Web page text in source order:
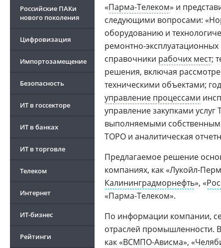
Российские ПАКи
нового поколения
Цифровизация
Импортозамещение
Безопасность
ИТ в госсекторе
ИТ в банках
ИТ в торговле
Телеком
Интернет
ИТ-бизнес
Рейтинги
«Парма-Телеком» и
следующими вопросами:
оборудованию и
ремонтно-
справочники рабочих мест;
решения, включая
техническими объектами;
управление процессами
управление закупками
выполняемыми
ТОРО и аналитическая
Предлагаемое решение
компаниях, как «Лукойл-
Калининградморнефть», «
«Парма-Телеком».
По информации компании,
отраслей промышленности.
как «ВСМПО-Ависма», «